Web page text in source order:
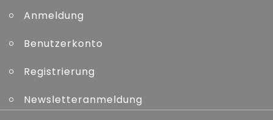
Anmeldung
Benutzerkonto
Registrierung
Newsletteranmeldung